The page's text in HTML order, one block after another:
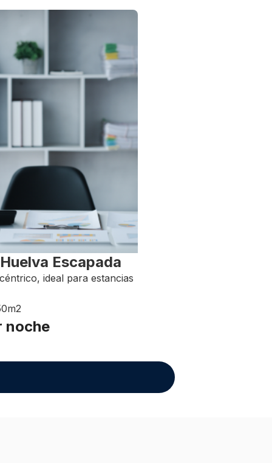
Escapada
ideal para estancias
noche